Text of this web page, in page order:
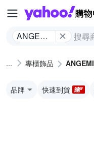
ANGEMIEL
專櫃飾品
品牌 快速到貨